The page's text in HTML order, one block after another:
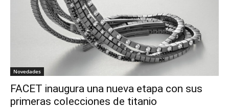
Novedades
FACET inaugura una nueva etapa con sus
primeras colecciones de titanio